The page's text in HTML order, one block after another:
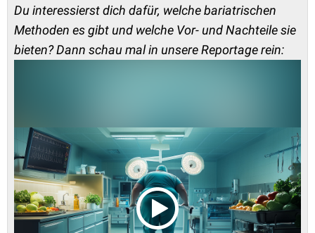
Du interessierst dich dafür, welche bariatrischen
Methoden es gibt und welche Vor- und Nachteile sie
bieten? Dann schau mal in unsere Reportage rein: